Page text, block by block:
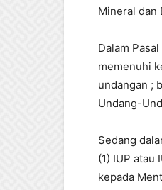
Mineral dan
Dalam
memenuhi
undangan ;
Undang-
Sedang
(1) IUP atau
kepada